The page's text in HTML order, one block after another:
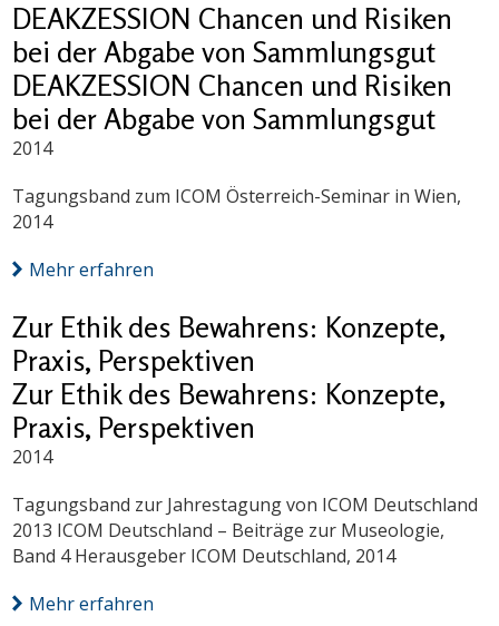
DEAKZESSION Chancen und Risiken
bei der Abgabe von Sammlungsgut
DEAKZESSION Chancen und Risiken
bei der Abgabe von Sammlungsgut
2014
Tagungsband zum ICOM Österreich-Seminar in Wien,
2014
Mehr erfahren
Zur Ethik des Bewahrens: Konzepte,
Praxis, Perspektiven
Zur Ethik des Bewahrens: Konzepte,
Praxis, Perspektiven
2014
Tagungsband zur Jahrestagung von ICOM Deutschland
2013 ICOM Deutschland – Beiträge zur Museologie,
Band 4 Herausgeber ICOM Deutschland, 2014
Mehr erfahren